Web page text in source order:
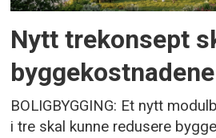
Nytt trekonsept
byggekostnadene
BOLIGBYGGING: Et nytt
i tre skal kunne redusere